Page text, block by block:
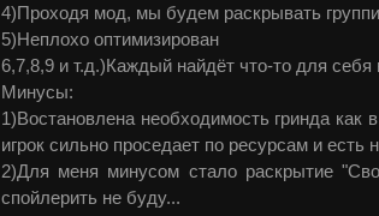
4)Проходя мод, мы будем раскрывать
5)Неплохо оптимизирован
6,7,8,9 и т.д.)Каждый найдёт что-то для себя
Минусы:
1)Востановлена необходимость гринда как
игрок сильно проседает по ресурсам и
2)Для меня минусом стало раскрытие
спойлерить не буду...